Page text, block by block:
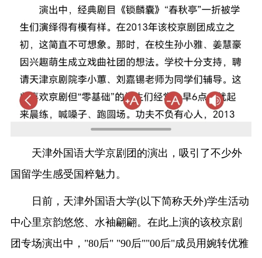
天津外国语大学京剧团的演出，吸引了不少外
国留学生感受国粹魅力。
日前，天津外国语大学(以下简称天外)学生活动
中心里京韵悠悠、水袖翩翩。在此上演的该校京剧
团专场演出中，"80后" "90后""00后"成员用婉转优雅